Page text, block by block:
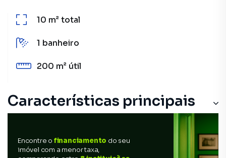
10 m²total
1 banheiro
200 m² útil
Características principais
Encontre o financiamento do seu
imóvel com a menor taxa,